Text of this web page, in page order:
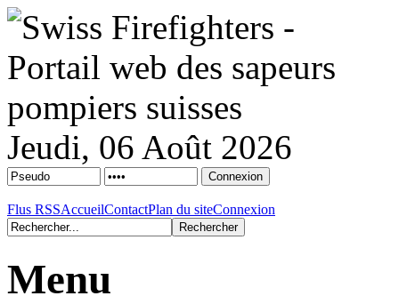
Jeudi, 06 Août 2026
Flus RSSAccueilContactPlan du siteConnexion
Menu